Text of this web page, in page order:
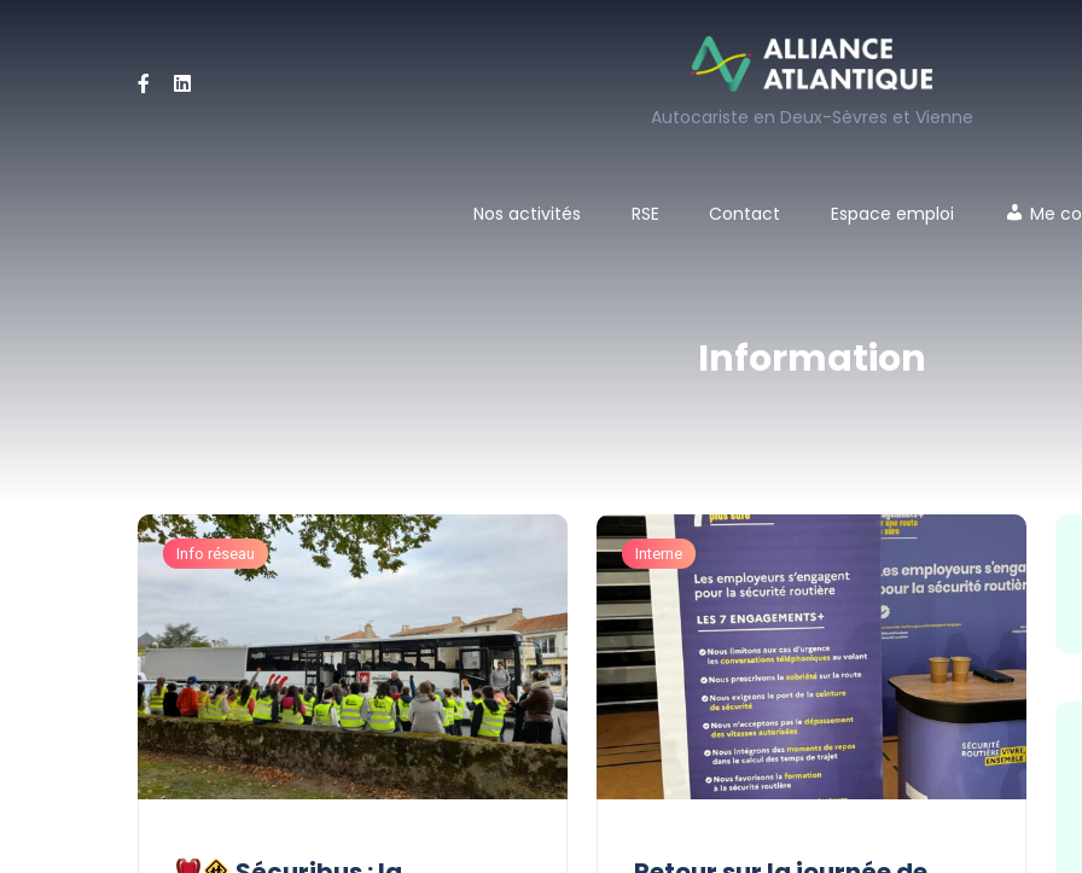
Autocariste en Deux-Sèvres et Vienne
Nos activités RSE Contact Espace emploi Me
Information
Info réseau Interne